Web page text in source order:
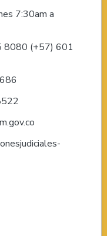
7:30am a
8080 (+57) 601